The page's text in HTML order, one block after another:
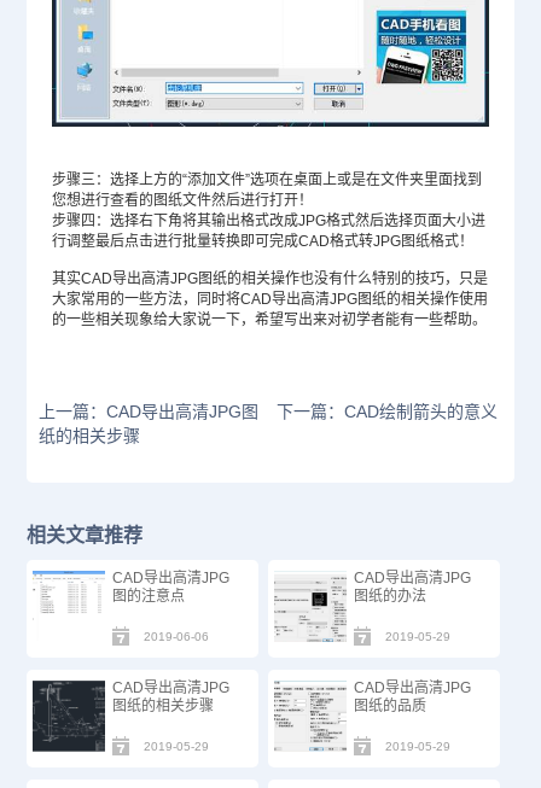
步骤三：选择上方的“添加文件”选项在桌面上或是在文件夹里面找到
您想进行查看的图纸文件然后进行打开！
步骤四：选择右下角将其输出格式改成JPG格式然后选择页面大小进
行调整最后点击进行批量转换即可完成CAD格式转JPG图纸格式！
其实CAD导出高清JPG图纸的相关操作也没有什么特别的技巧，只是
大家常用的一些方法，同时将CAD导出高清JPG图纸的相关操作使用
的一些相关现象给大家说一下，希望写出来对初学者能有一些帮助。
上一篇：CAD导出高清JPG图
纸的相关步骤
下一篇：CAD绘制箭头的意义
相关文章推荐
CAD导出高清JPG
图的注意点
2019-06-06
CAD导出高清JPG
图纸的办法
2019-05-29
CAD导出高清JPG
图纸的相关步骤
2019-05-29
CAD导出高清JPG
图纸的品质
2019-05-29